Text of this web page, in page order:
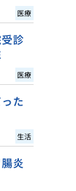
医療
診
医療
た
生活
炎